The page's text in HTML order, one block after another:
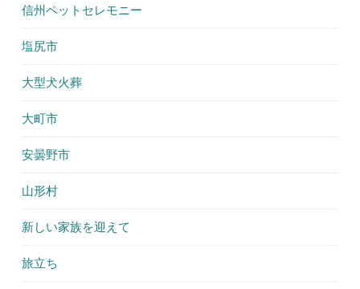
信州ペットセレモニー
塩尻市
大型犬火葬
大町市
安曇野市
山形村
新しい家族を迎えて
旅立ち